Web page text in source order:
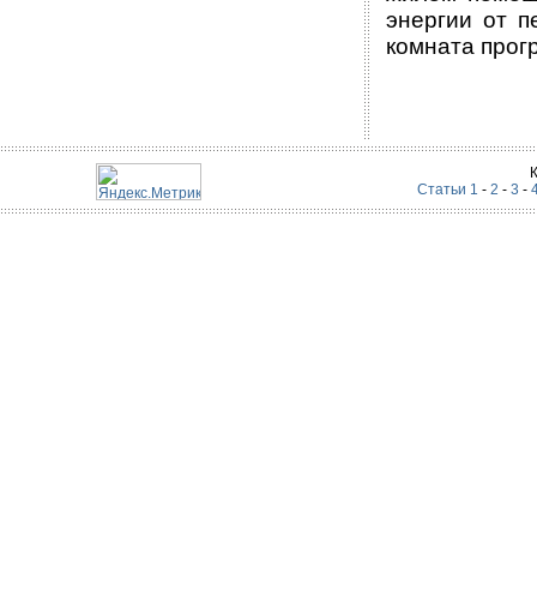
энергии от
комната
Статьи 1 - 2 - 3 -